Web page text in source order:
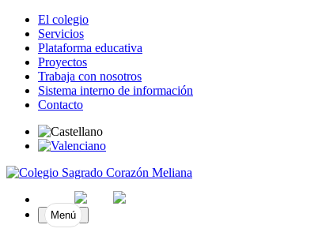
El colegio
Servicios
Plataforma educativa
Proyectos
Trabaja con nosotros
Sistema interno de información
Contacto
Menú